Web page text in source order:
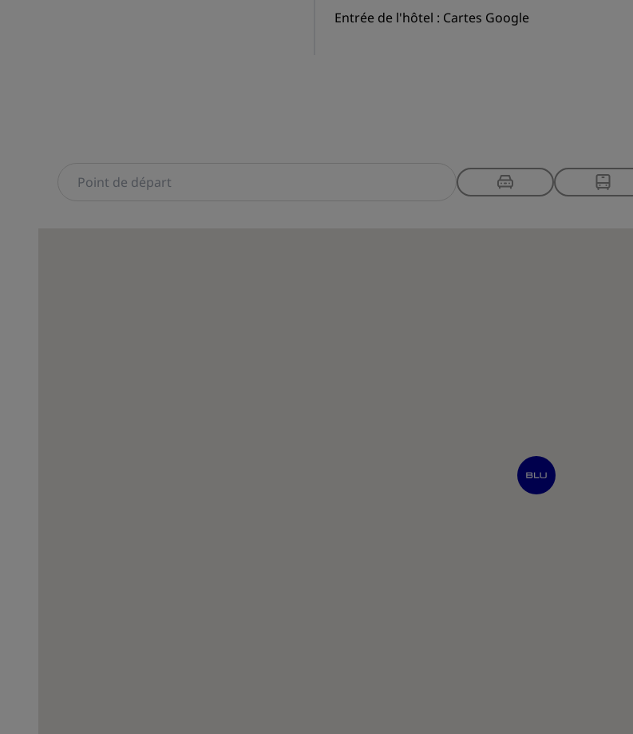
Entrée de l'hôtel : Cartes Google